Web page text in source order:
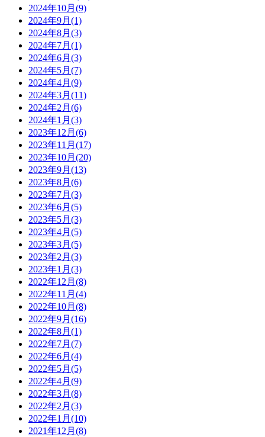
2024年10月(9)
2024年9月(1)
2024年8月(3)
2024年7月(1)
2024年6月(3)
2024年5月(7)
2024年4月(9)
2024年3月(11)
2024年2月(6)
2024年1月(3)
2023年12月(6)
2023年11月(17)
2023年10月(20)
2023年9月(13)
2023年8月(6)
2023年7月(3)
2023年6月(5)
2023年5月(3)
2023年4月(5)
2023年3月(5)
2023年2月(3)
2023年1月(3)
2022年12月(8)
2022年11月(4)
2022年10月(8)
2022年9月(16)
2022年8月(1)
2022年7月(7)
2022年6月(4)
2022年5月(5)
2022年4月(9)
2022年3月(8)
2022年2月(3)
2022年1月(10)
2021年12月(8)